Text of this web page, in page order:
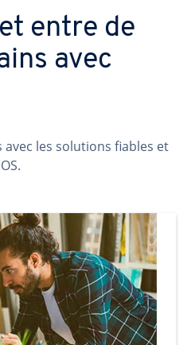
entre de
avec
avec les solutions fiables et